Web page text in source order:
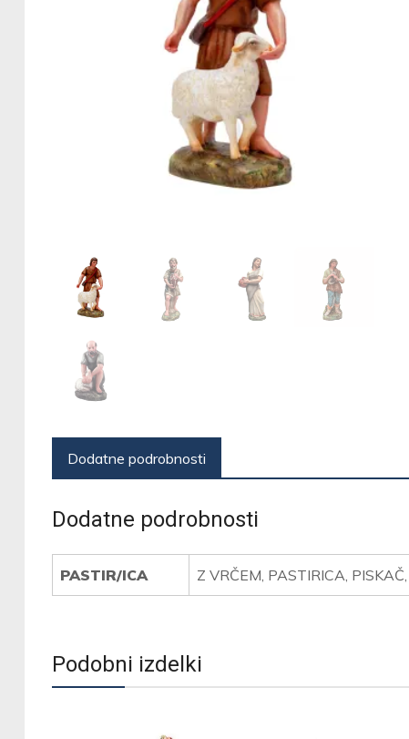
Dodatne podrobnosti
Dodatne podrobnosti
PASTIR/ICA Z VRČEM, PASTIRICA,
Podobni izdelki